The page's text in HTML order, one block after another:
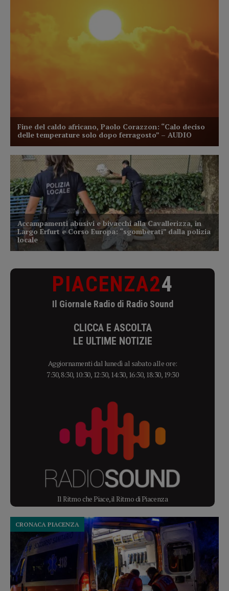
PIACENZA24
Il Giornale Radio di Radio Sound
CLICCA E ASCOLTA
LE ULTIME NOTIZIE
Aggiornamenti dal lunedì al sabato alle ore:
7:30, 8:30, 10:30, 12:30, 14:30, 16:30, 18:30, 19:30
Il Ritmo che Piace, il Ritmo di Piacenza
CRONACA PIACENZA